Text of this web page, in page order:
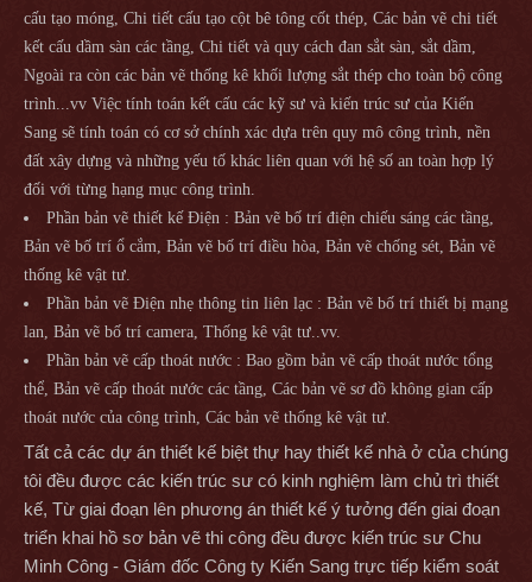
cấu tạo móng, Chi tiết cấu tạo cột bê tông cốt thép, Các bản vẽ chi tiết
kết cấu dầm sàn các tầng, Chi tiết và quy cách đan sắt sàn, sắt dầm,
Ngoài ra còn các bản vẽ thống kê khối lượng sắt thép cho toàn bộ công
trình...vv Việc tính toán kết cấu các kỹ sư và kiến trúc sư của Kiến
Sang sẽ tính toán có cơ sở chính xác dựa trên quy mô công trình, nền
đất xây dựng và những yếu tố khác liên quan với hệ số an toàn hợp lý
đối với từng hạng mục công trình.
Phần bản vẽ thiết kế Điện : Bản vẽ bố trí điện chiếu sáng các tầng,
Bản vẽ bố trí ổ cắm, Bản vẽ bố trí điều hòa, Bản vẽ chống sét, Bản vẽ
thống kê vật tư.
Phần bản vẽ Điện nhẹ thông tin liên lạc : Bản vẽ bố trí thiết bị mạng
lan, Bản vẽ bố trí camera, Thống kê vật tư..vv.
Phần bản vẽ cấp thoát nước : Bao gồm bản vẽ cấp thoát nước tổng
thể, Bản vẽ cấp thoát nước các tầng, Các bản vẽ sơ đồ không gian cấp
thoát nước của công trình, Các bản vẽ thống kê vật tư.
Tất cả các dự án thiết kế biệt thự hay thiết kế nhà ở của chúng
tôi đều được các kiến trúc sư có kinh nghiệm làm chủ trì thiết
kế, Từ giai đoạn lên phương án thiết kế ý tưởng đến giai đoạn
triển khai hồ sơ bản vẽ thi công đều được kiến trúc sư Chu
Minh Công - Giám đốc Công ty Kiến Sang trực tiếp kiểm soát